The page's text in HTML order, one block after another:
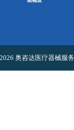
奥咨达医疗器械服